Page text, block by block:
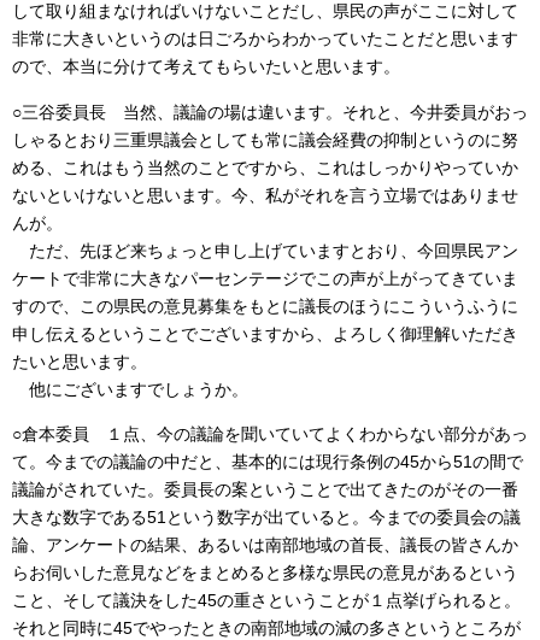
して取り組まなければいけないことだし、県民の声がここに対して
非常に大きいというのは日ごろからわかっていたことだと思います
ので、本当に分けて考えてもらいたいと思います。
○三谷委員長 当然、議論の場は違います。それと、今井委員がおっ
しゃるとおり三重県議会としても常に議会経費の抑制というのに努
める、これはもう当然のことですから、これはしっかりやっていか
ないといけないと思います。今、私がそれを言う立場ではありませ
んが。
ただ、先ほど来ちょっと申し上げていますとおり、今回県民アン
ケートで非常に大きなパーセンテージでこの声が上がってきていま
すので、この県民の意見募集をもとに議長のほうにこういうふうに
申し伝えるということでございますから、よろしく御理解いただき
たいと思います。
他にございますでしょうか。
○倉本委員 １点、今の議論を聞いていてよくわからない部分があっ
て。今までの議論の中だと、基本的には現行条例の45から51の間で
議論がされていた。委員長の案ということで出てきたのがその一番
大きな数字である51という数字が出ていると。今までの委員会の議
論、アンケートの結果、あるいは南部地域の首長、議長の皆さんか
らお伺いした意見などをまとめると多様な県民の意見があるという
こと、そして議決をした45の重さということが１点挙げられると。
それと同時に45でやったときの南部地域の減の多さというところが